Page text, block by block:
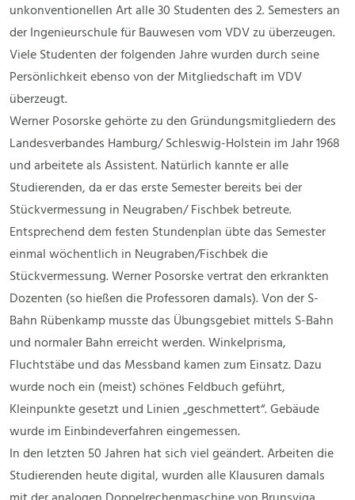
unkonventionellen Art alle 30 Studenten des 2. Semesters an
der Ingenieurschule für Bauwesen vom VDV zu überzeugen.
Viele Studenten der folgenden Jahre wurden durch seine
Persönlichkeit ebenso von der Mitgliedschaft im VDV
überzeugt.
Werner Posorske gehörte zu den Gründungsmitgliedern des
Landesverbandes Hamburg/ Schleswig-Holstein im Jahr 1968
und arbeitete als Assistent. Natürlich kannte er alle
Studierenden, da er das erste Semester bereits bei der
Stückvermessung in Neugraben/ Fischbek betreute.
Entsprechend dem festen Stundenplan übte das Semester
einmal wöchentlich in Neugraben/Fischbek die
Stückvermessung. Werner Posorske vertrat den erkrankten
Dozenten (so hießen die Professoren damals). Von der S-
Bahn Rübenkamp musste das Übungsgebiet mittels S-Bahn
und normaler Bahn erreicht werden. Winkelprisma,
Fluchtstäbe und das Messband kamen zum Einsatz. Dazu
wurde noch ein (meist) schönes Feldbuch geführt,
Kleinpunkte gesetzt und Linien „geschmettert“. Gebäude
wurde im Einbindeverfahren eingemessen.
In den letzten 50 Jahren hat sich viel geändert. Arbeiten die
Studierenden heute digital, wurden alle Klausuren damals